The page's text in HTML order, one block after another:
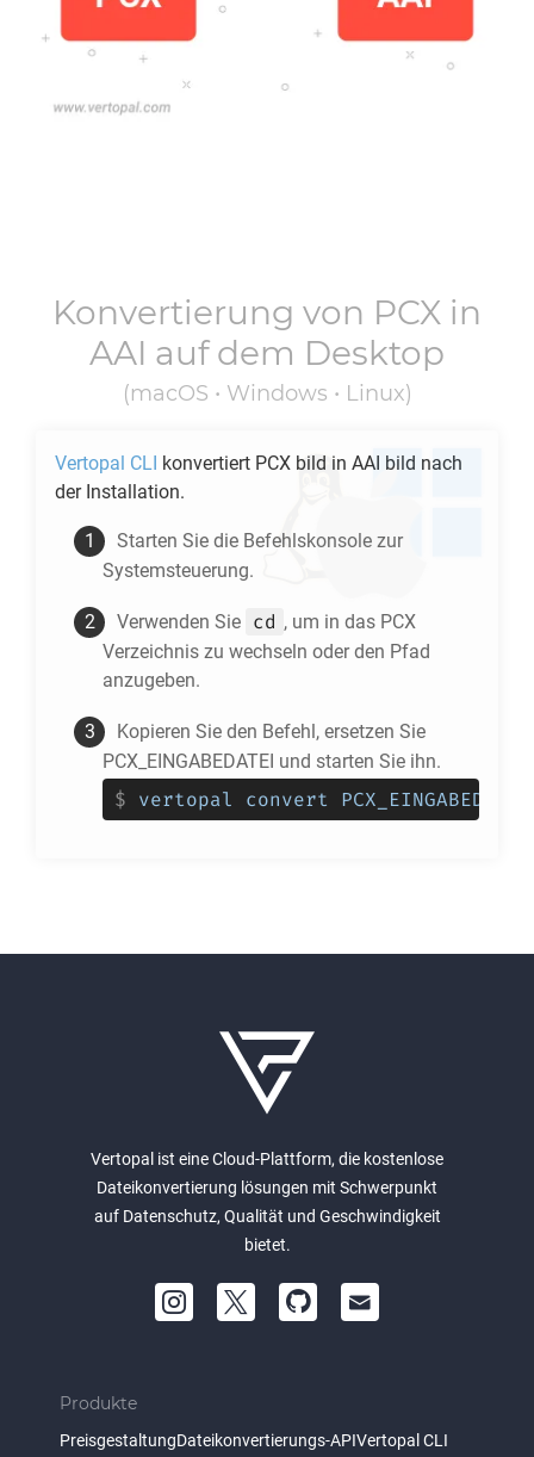
Konvertierung von PCX in
AAI auf dem Desktop
(macOS • Windows • Linux)
Vertopal CLI konvertiert PCX bild in AAI bild nach
der Installation.
Starten Sie die Befehlskonsole zur
Systemsteuerung.
Verwenden Sie cd , um in das PCX
Verzeichnis zu wechseln oder den Pfad
anzugeben.
Kopieren Sie den Befehl, ersetzen Sie
PCX_EINGABEDATEI und starten Sie ihn.
$ vertopal convert
Vertopal ist eine Cloud-Plattform, die kostenlose
Dateikonvertierung lösungen mit Schwerpunkt
auf Datenschutz, Qualität und Geschwindigkeit
bietet.
Produkte
PreisgestaltungDateikonvertierungs-APIVertopal CLI